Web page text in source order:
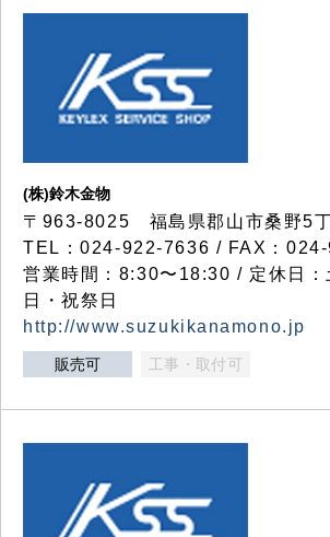
(株)鈴木金物
〒963-8025 福島県郡山市桑野5
TEL：024-922-7636 / FAX：
営業時間：8:30〜18:30 / 定休日：
日・祝祭日
http://www.suzukikanamono.jp
販売可 工事・取付可